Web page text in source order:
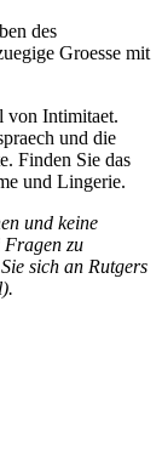
des
Groesse mit
von Intimitaet.
und die
Finden Sie das
und Lingerie.
und keine
Fragen zu
sich an Rutgers